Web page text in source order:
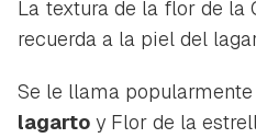
La textura de la flor de la
recuerda a la piel del
Se le llama
lagarto y Flor de la